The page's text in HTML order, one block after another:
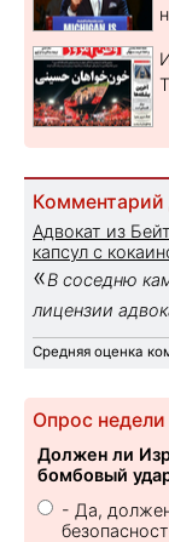
Комментарий
Адвокат из
капсул с
«В соседню
лицензии
Средняя оценка
Опрос недели
Должен ли
бомбовый
- Да,